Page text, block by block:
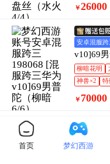
￥26000
安卓混服跨
v10]69男
柳暗花明
神兽×2
特
￥ 70000
官服一区-六
（水火4/
首页 梦幻西游